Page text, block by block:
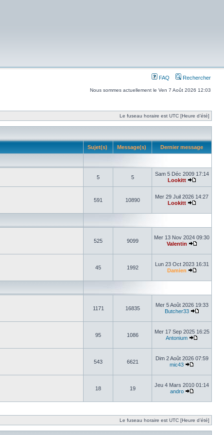
FAQ Rechercher
Nous sommes actuellement le Ven 7 Août 2026 12:03
Le fuseau horaire est UTC [Heure d’été]
Sujet(s) Message(s) Dernier message
5 5
Sam 5 Déc 2009 17:14
Lookitt
591 10890
Mer 29 Juil 2026 14:27
Lookitt
525 9099
Mer 13 Nov 2024 09:30
Valentin
45 1992
Lun 23 Oct 2023 16:31
Damien
1171 16835
Mer 5 Août 2026 19:33
Butcher33
95 1086
Mer 17 Sep 2025 16:25
Antonium
543 6621
Dim 2 Août 2026 07:59
mic43
18 19
Jeu 4 Mars 2010 01:14
andro
Le fuseau horaire est UTC [Heure d’été]